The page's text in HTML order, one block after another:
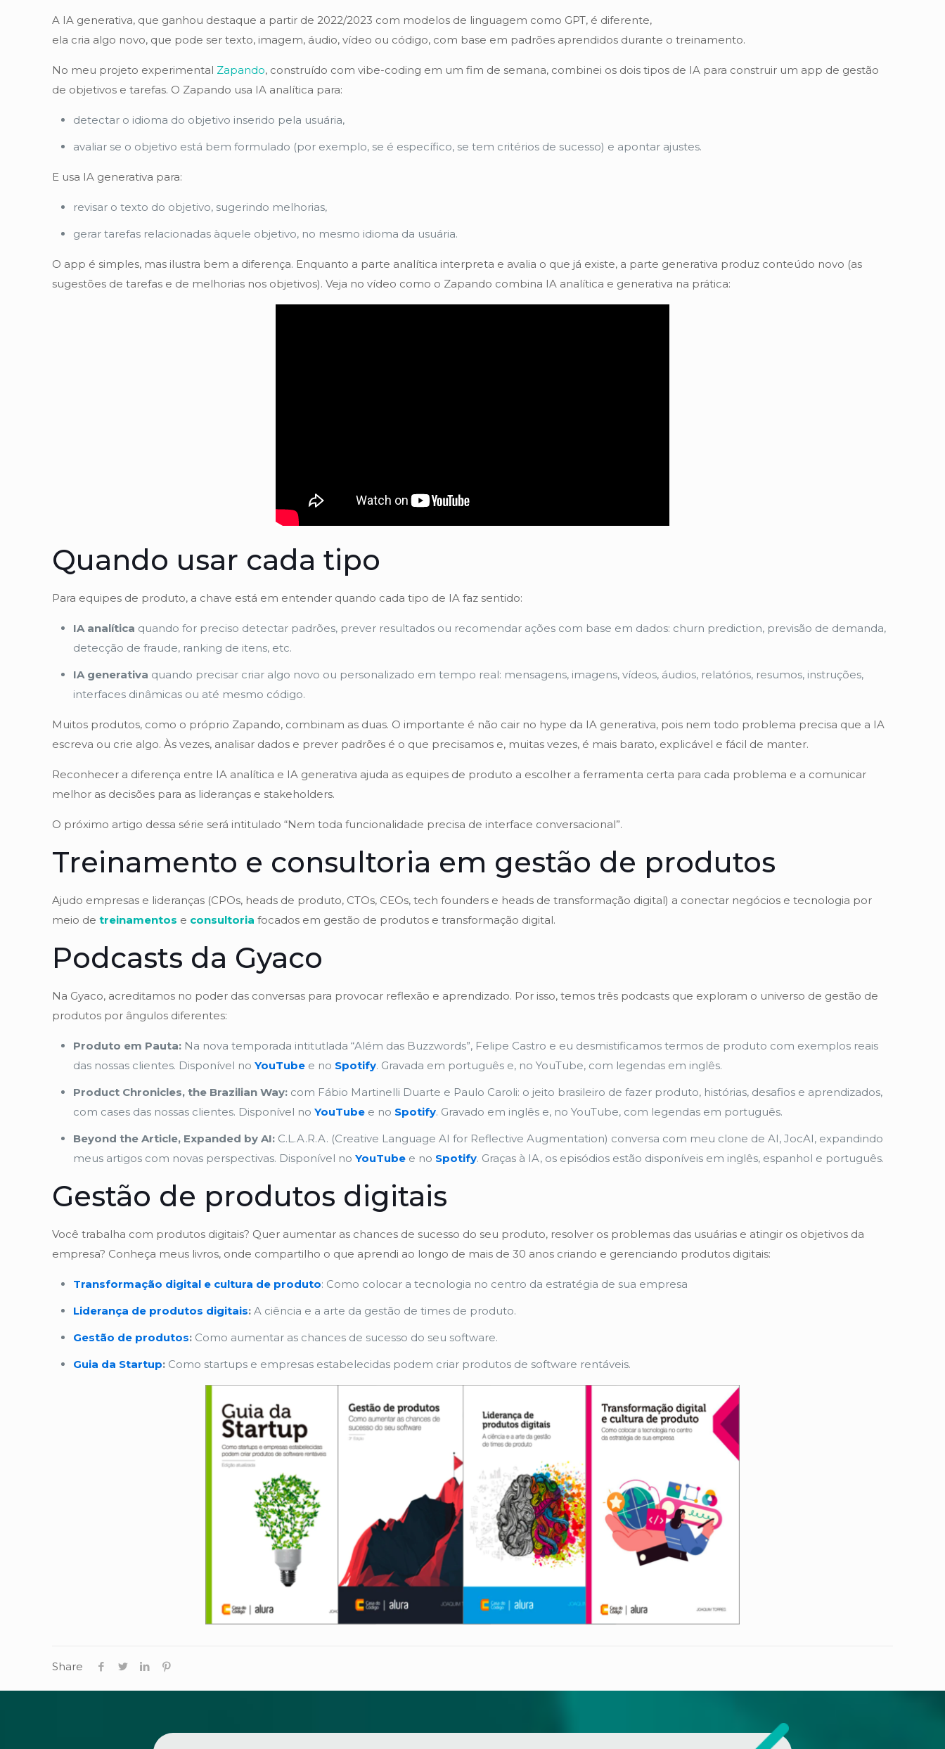
A IA generativa, que ganhou destaque a partir de 2022/2023 com modelos de linguagem como GPT, é diferente,
ela cria algo novo, que pode ser texto, imagem, áudio, vídeo ou código, com base em padrões aprendidos durante o treinamento.
No meu projeto experimental Zapando, construído com vibe-coding em um fim de semana, combinei os dois tipos de IA para construir um app de gestão
de objetivos e tarefas. O Zapando usa IA analítica para:
detectar o idioma do objetivo inserido pela usuária,
avaliar se o objetivo está bem formulado (por exemplo, se é específico, se tem critérios de sucesso) e apontar ajustes.
E usa IA generativa para:
revisar o texto do objetivo, sugerindo melhorias,
gerar tarefas relacionadas àquele objetivo, no mesmo idioma da usuária.
O app é simples, mas ilustra bem a diferença. Enquanto a parte analítica interpreta e avalia o que já existe, a parte generativa produz conteúdo novo (as
sugestões de tarefas e de melhorias nos objetivos). Veja no vídeo como o Zapando combina IA analítica e generativa na prática:
Quando usar cada tipo
Para equipes de produto, a chave está em entender quando cada tipo de IA faz sentido:
IA analítica quando for preciso detectar padrões, prever resultados ou recomendar ações com base em dados: churn prediction, previsão de demanda,
detecção de fraude, ranking de itens, etc.
IA generativa quando precisar criar algo novo ou personalizado em tempo real: mensagens, imagens, vídeos, áudios, relatórios, resumos, instruções,
interfaces dinâmicas ou até mesmo código.
Muitos produtos, como o próprio Zapando, combinam as duas. O importante é não cair no hype da IA generativa, pois nem todo problema precisa que a IA
escreva ou crie algo. Às vezes, analisar dados e prever padrões é o que precisamos e, muitas vezes, é mais barato, explicável e fácil de manter.
Reconhecer a diferença entre IA analítica e IA generativa ajuda as equipes de produto a escolher a ferramenta certa para cada problema e a comunicar
melhor as decisões para as lideranças e stakeholders.
O próximo artigo dessa série será intitulado “Nem toda funcionalidade precisa de interface conversacional”.
Treinamento e consultoria em gestão de produtos
Ajudo empresas e lideranças (CPOs, heads de produto, CTOs, CEOs, tech founders e heads de transformação digital) a conectar negócios e tecnologia por
meio detreinamentos e consultoria focados em gestão de produtos e transformação digital.
Podcasts da Gyaco
Na Gyaco, acreditamos no poder das conversas para provocar reflexão e aprendizado. Por isso, temos três podcasts que exploram o universo de gestão de
produtos por ângulos diferentes:
Produto em Pauta: Na nova temporada intitutlada “Além das Buzzwords”, Felipe Castro e eu desmistificamos termos de produto com exemplos reais
das nossas clientes. Disponível noYouTube e no Spotify. Gravada em português e, no YouTube, com legendas em inglês.
Product Chronicles, the Brazilian Way: com Fábio Martinelli Duarte e Paulo Caroli: o jeito brasileiro de fazer produto, histórias, desafios e aprendizados,
com cases das nossas clientes. Disponível noYouTube e no Spotify. Gravado em inglês e, no YouTube, com legendas em português.
Beyond the Article, Expanded by AI: C.L.A.R.A. (Creative Language AI for Reflective Augmentation) conversa com meu clone de AI, JocAI, expandindo
meus artigos com novas perspectivas. Disponível noYouTube e no Spotify. Graças à IA, os episódios estão disponíveis em inglês, espanhol e português.
Gestão de produtos digitais
Você trabalha com produtos digitais? Quer aumentar as chances de sucesso do seu produto, resolver os problemas das usuárias e atingir os objetivos da
empresa? Conheça meus livros, onde compartilho o que aprendi ao longo de mais de 30 anos criando e gerenciando produtos digitais:
Transformação digital e cultura de produto: Como colocar a tecnologia no centro da estratégia de sua empresa
Liderança de produtos digitais: A ciência e a arte da gestão de times de produto.
Gestão de produtos: Como aumentar as chances de sucesso do seu software.
Guia da Startup: Como startups e empresas estabelecidas podem criar produtos de software rentáveis.
Share